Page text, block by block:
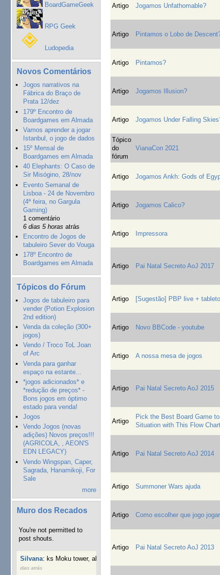
BoardGameGeek
RPG Geek
Ludopedia
Novos Comentários
Jogos narrativos na
Fábrica do Braço de
Prata 12/dez
179º Encontro de
Boardgames em Almada
Vamos aprender a jogar
Istanbul, o jogo de dados
15º Mensal de
Boardgames em Almada
40 Elephants: O Caso de
Sir Misógino, 28/nov
Evento Semanal de
Lisboa - 24 de Novembro
(4ª feira, no Gargula
Gaming)
1 comentário
6 dias 5 horas atrás
Encontro de Jogos de
tabuleiro Sever do Vouga
178º Encontro de
Boardgames em Almada
Tópicos do Fórum
Jogos de tabuleiro para
vender (Potion Explosion
2nd edition)
Venda da coleção (300+
jogos)
Vendo / Troco ToL Joan
of Arc
Venda para ganhar
espaço na estante...
*jogos adicionados* e
*redução de preços* -
Bons jogos em óptimo
estado para venda!
Jogos
Vendo Jogos (novas
adições) Novos preços!!!
(AGRICOLA, , AEON'S
EDN LEGACY)
Vendo Wingspan, Caper,
Sagrada, Hanamikoji, For
Sale
more
Muro dos Recados
You're not permitted to
post shouts.
Silvana: ks Moku tower, alguém interessado?
dias atrás
Artigo Jogamos Unfathomable?
Artigo Pintamos o Lobo de
Artigo Pintamos?
Artigo Jogamos Illusion?
Artigo Jogamos Under Falling
Tópico
do
fórum
VianaCon 2021
Artigo Jogamos Ankh: Gods of
Artigo Jogamos Calico?
Artigo Impressora
Artigo Pai Natal Secreto AoJ 2017
Artigo [Sugestão] PBP live +
Artigo Novo BBCode - youtube
Artigo A nossa mesa de jogos
Artigo Pai Natal Secreto AoJ 2015
Artigo
Pick the Best Board Game
Situation with This Flow
Artigo Pai Natal Secreto AoJ 2014
Artigo Summoner Wars ajuda
Artigo Como escolher que jogo
Artigo Pai Natal Secreto AoJ 2013